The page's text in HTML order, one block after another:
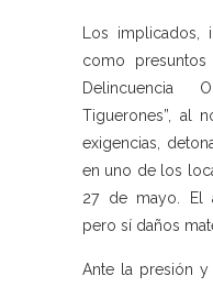
Los implicados,
como
Delincuencia
Tiguerones”, al
exigencias,
en uno de los
27 de mayo. El
pero sí daños
Ante la presión